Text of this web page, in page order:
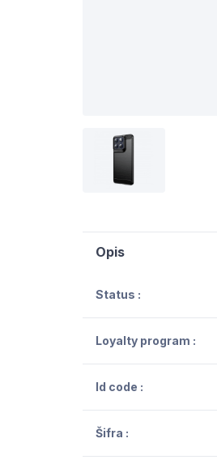
Opis
Status :
Loyalty program :
Id code :
Šifra :